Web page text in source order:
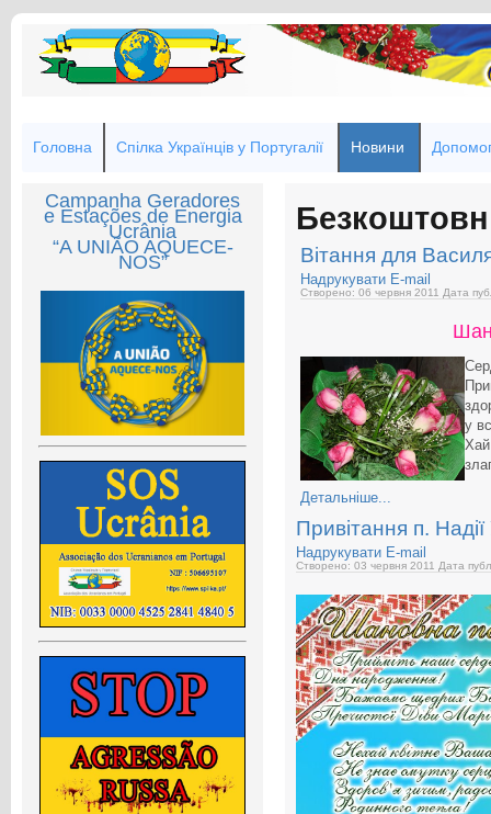
Головна Спілка Українців у Португалії Новини
Campanha Geradores
e Estações de Energia
Ucrânia
“A UNIÃO AQUECE-
NOS” Вітання для
Надрукувати E-mail
Створено: 06 червня 2011 Дата
у
Детальніше...
Привітання п.
Надрукувати E-mail
Створено: 03 червня 2011 Дата